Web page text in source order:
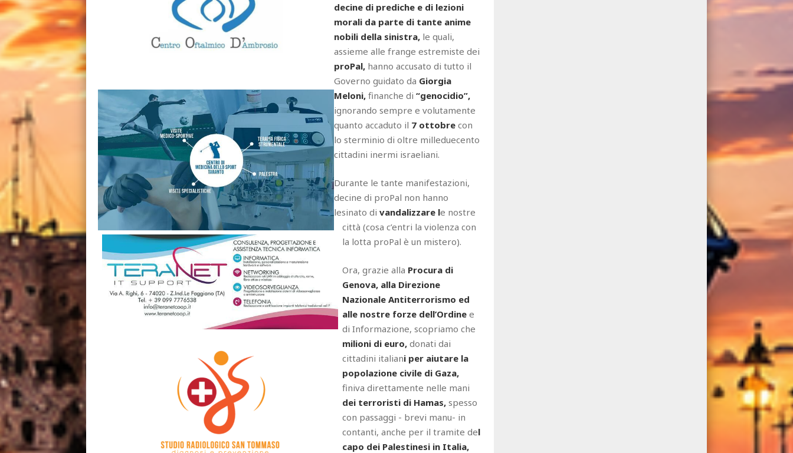
decine di prediche e di lezioni
morali da parte di tante anime
nobili della sinistra, le quali,
assieme alle frange estremiste dei
proPal, hanno accusato di tutto il
Governo guidato da Giorgia
Meloni, finanche di “genocidio”,
ignorando sempre e volutamente
quanto accaduto il 7 ottobre con
lo sterminio di oltre milleduecento
cittadini inermi israeliani.
Durante le tante manifestazioni,
decine di proPal non hanno
lesinato di vandalizzare le nostre
città (cosa c’entri la violenza con
la lotta proPal è un mistero).
Ora, grazie alla Procura di
Genova, alla Direzione
Nazionale Antiterrorismo ed
alle nostre forze dell’Ordine e
di Informazione, scopriamo che
milioni di euro, donati dai
cittadini italiani per aiutare la
popolazione civile di Gaza,
finiva direttamente nelle mani
dei terroristi di Hamas, spesso
con passaggi - brevi manu- in
contanti, anche per il tramite del
capo dei Palestinesi in Italia,